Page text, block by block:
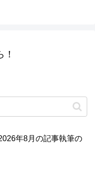
年8月の記事執筆の